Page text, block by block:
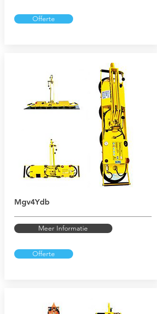
Offerte
Mgv4Ydb
Meer Informatie
Offerte